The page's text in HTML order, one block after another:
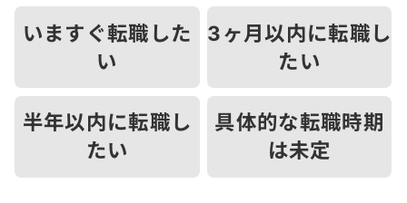
いますぐ転職した
い
3ヶ月以内に転職し
たい
半年以内に転職し
たい
具体的な転職時期
は未定